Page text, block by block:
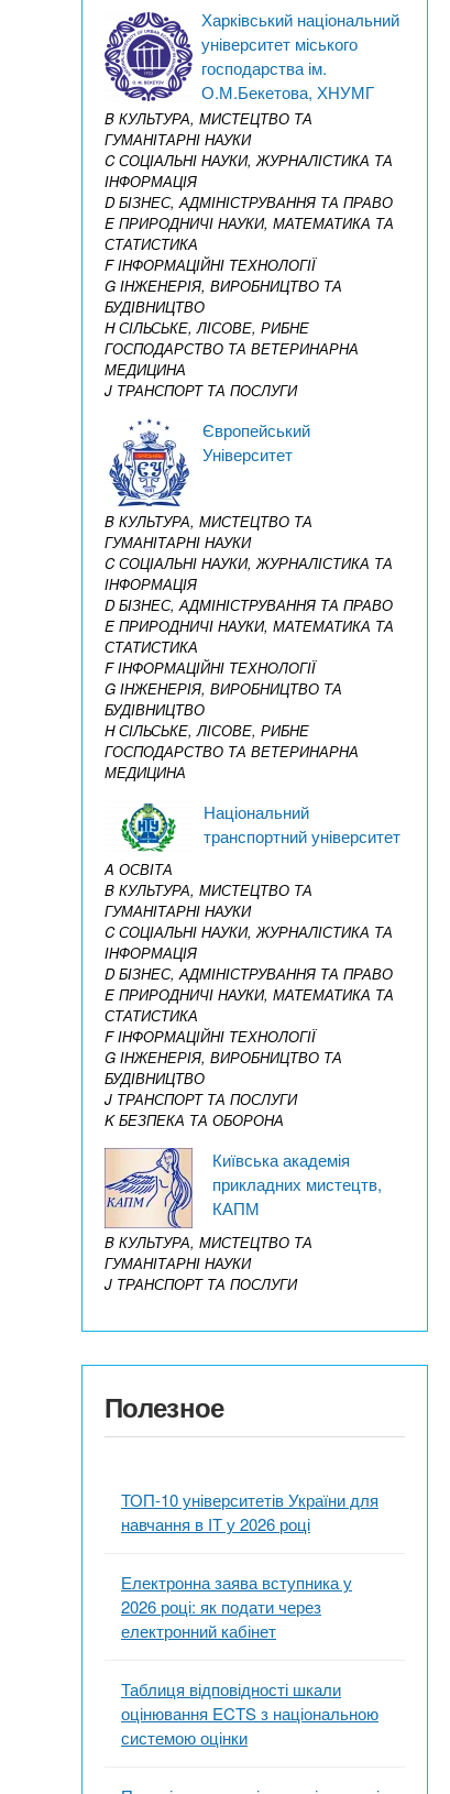
Харківський національний
університет міського
господарства ім.
О.М.Бекетова, ХНУМГ
B КУЛЬТУРА, МИСТЕЦТВО ТА
ГУМАНІТАРНІ НАУКИ
C СОЦІАЛЬНІ НАУКИ, ЖУРНАЛІСТИКА ТА
ІНФОРМАЦІЯ
D БІЗНЕС, АДМІНІСТРУВАННЯ ТА ПРАВО
E ПРИРОДНИЧІ НАУКИ, МАТЕМАТИКА ТА
СТАТИСТИКА
F ІНФОРМАЦІЙНІ ТЕХНОЛОГІЇ
G ІНЖЕНЕРІЯ, ВИРОБНИЦТВО ТА
БУДІВНИЦТВО
H СІЛЬСЬКЕ, ЛІСОВЕ, РИБНЕ
ГОСПОДАРСТВО ТА ВЕТЕРИНАРНА
МЕДИЦИНА
J ТРАНСПОРТ ТА ПОСЛУГИ
Європейський
Університет
B КУЛЬТУРА, МИСТЕЦТВО ТА
ГУМАНІТАРНІ НАУКИ
C СОЦІАЛЬНІ НАУКИ, ЖУРНАЛІСТИКА ТА
ІНФОРМАЦІЯ
D БІЗНЕС, АДМІНІСТРУВАННЯ ТА ПРАВО
E ПРИРОДНИЧІ НАУКИ, МАТЕМАТИКА ТА
СТАТИСТИКА
F ІНФОРМАЦІЙНІ ТЕХНОЛОГІЇ
G ІНЖЕНЕРІЯ, ВИРОБНИЦТВО ТА
БУДІВНИЦТВО
H СІЛЬСЬКЕ, ЛІСОВЕ, РИБНЕ
ГОСПОДАРСТВО ТА ВЕТЕРИНАРНА
МЕДИЦИНА
Національний
транспортний університет
A ОСВІТА
B КУЛЬТУРА, МИСТЕЦТВО ТА
ГУМАНІТАРНІ НАУКИ
C СОЦІАЛЬНІ НАУКИ, ЖУРНАЛІСТИКА ТА
ІНФОРМАЦІЯ
D БІЗНЕС, АДМІНІСТРУВАННЯ ТА ПРАВО
E ПРИРОДНИЧІ НАУКИ, МАТЕМАТИКА ТА
СТАТИСТИКА
F ІНФОРМАЦІЙНІ ТЕХНОЛОГІЇ
G ІНЖЕНЕРІЯ, ВИРОБНИЦТВО ТА
БУДІВНИЦТВО
J ТРАНСПОРТ ТА ПОСЛУГИ
K БЕЗПЕКА ТА ОБОРОНА
Київська академія
прикладних мистецтв,
КАПМ
B КУЛЬТУРА, МИСТЕЦТВО ТА
ГУМАНІТАРНІ НАУКИ
J ТРАНСПОРТ ТА ПОСЛУГИ
Полезное
ТОП-10 університетів України для
навчання в ІТ у 2026 році
Електронна заява вступника у
2026 році: як подати через
електронний кабінет
Таблиця відповідності шкали
оцінювання ECTS з національною
системою оцінки